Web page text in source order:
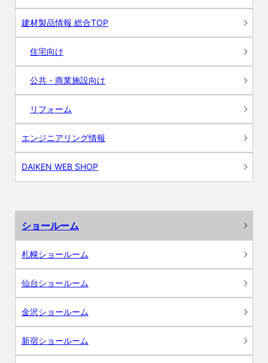
建材製品情報 総合TOP
住宅向け
公共・商業施設向け
リフォーム
エンジニアリング情報
DAIKEN WEB SHOP
ショールーム
札幌ショールーム
仙台ショールーム
金沢ショールーム
新宿ショールーム